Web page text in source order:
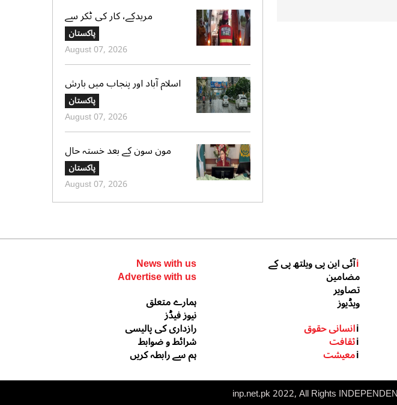
مریدکے، کار کی ٹکر سے
موٹرسائیکل سوار 2 دوست جاں
بحق، بچہ شدید زخمی
پاکستان
August 07, 2026
اسلام آباد اور پنجاب میں بارش
کی پیشگوئی، کراچی میں بوندا
باندی کا امکان
پاکستان
August 07, 2026
مون سون کے بعد خستہ حال
عمارتوں کا سروے کرایا جائے،
وزیراعلی پنجاب کی ہدایت
پاکستان
August 07, 2026
iآئی این پی ویلتھ پی کے
مضامین
تصاویر
ویڈیوز
iانسانی حقوق
iثقافت
iمعیشت
News with us
Advertise with us
ہمارے متعلق
نیوز فیڈز
رازداری کی پالیسی
شرائط و ضوابط
ہم سے رابطہ کریں
I